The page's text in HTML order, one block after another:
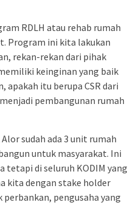
RDLH atau rehab rumah
Program ini kita lakukan
rekan-rekan dari pihak
keinginan yang baik
itu berupa CSR dari
pembangunan rumah
sudah ada 3 unit rumah
untuk masyarakat. Ini
tetapi di seluruh KODIM yang
kita dengan stake holder
pengusaha yang